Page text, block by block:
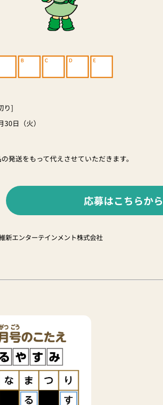
り]
日（火）
発送をもって代えさせていただきます。
応募はこちらから
新エンターテインメント株式会社